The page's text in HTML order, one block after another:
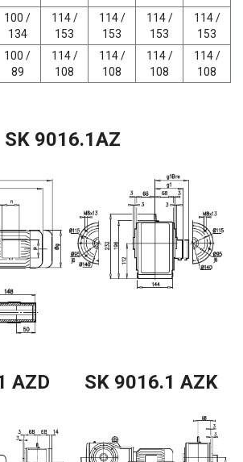
100 /
134
114 /
153
114 /
153
114 /
153
114 /
153
100 /
89
114 /
108
114 /
108
114 /
108
114 /
108
SK 9016.1AZ
AZD SK 9016.1 AZK